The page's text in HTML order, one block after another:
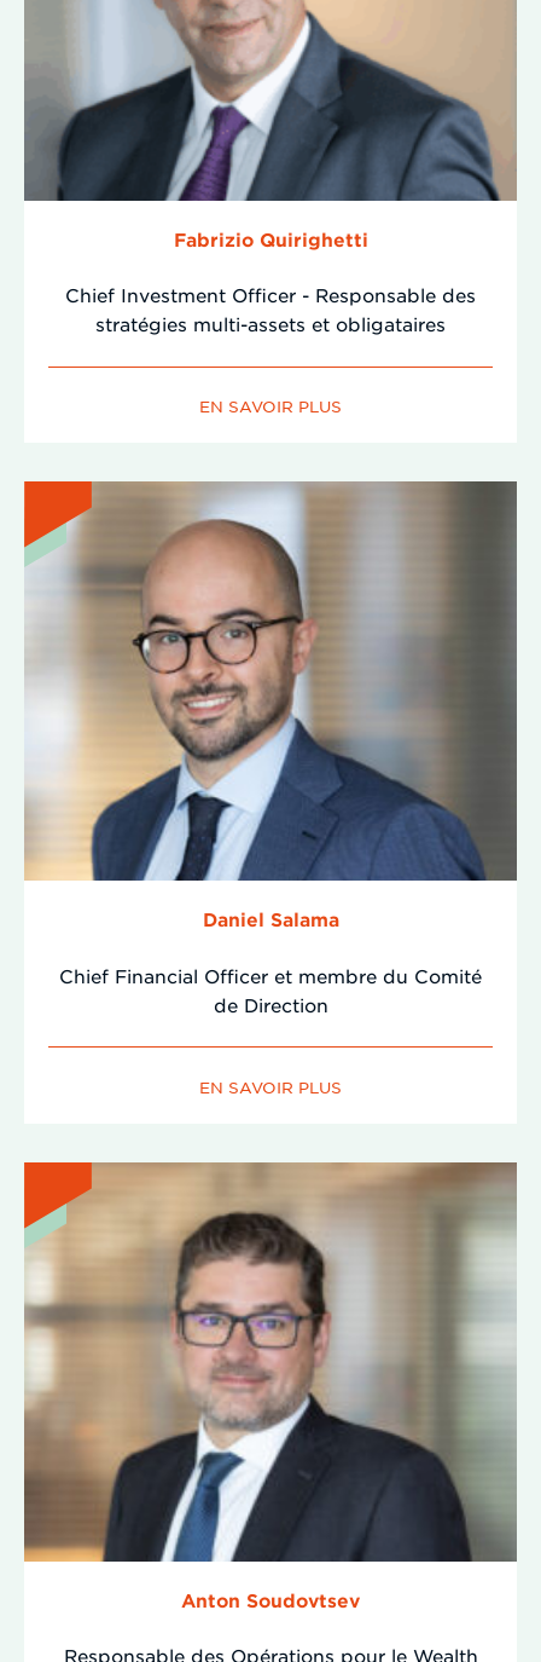
Fabrizio Quirighetti
Chief Investment Officer - Responsable des
stratégies multi-assets et obligataires
EN SAVOIR PLUS
Daniel Salama
Chief Financial Officer et membre du Comité
de Direction
EN SAVOIR PLUS
Anton Soudovtsev
Responsable des Opérations pour le Wealth